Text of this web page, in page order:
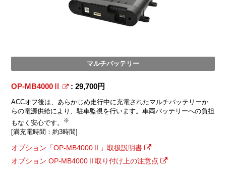
マルチバッテリー
OP-MB4000Ⅱ : 29,700円
ACCオフ後は、あらかじめ走行中に充電されたマルチバッテリーか
らの電源供給により、駐車監視を行います。車両バッテリーへの負担
もなく安心です。
※
[満充電時間：約3時間]
オプション「OP-MB4000Ⅱ」取扱説明書
オプション OP-MB4000Ⅱ取り付け上の注意点